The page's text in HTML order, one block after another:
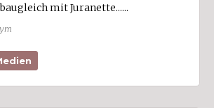
mit Juranette......